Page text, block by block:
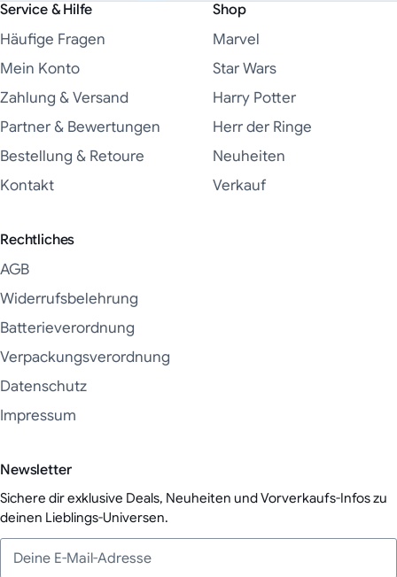
Service & Hilfe
Häufige Fragen
Mein Konto
Zahlung & Versand
Partner & Bewertungen
Bestellung & Retoure
Kontakt
Shop
Marvel
Star Wars
Harry Potter
Herr der Ringe
Neuheiten
Verkauf
Rechtliches
AGB
Widerrufsbelehrung
Batterieverordnung
Verpackungsverordnung
Datenschutz
Impressum
Newsletter
Sichere dir exklusive Deals, Neuheiten und Vorverkaufs-Infos zu
deinen Lieblings-Universen.